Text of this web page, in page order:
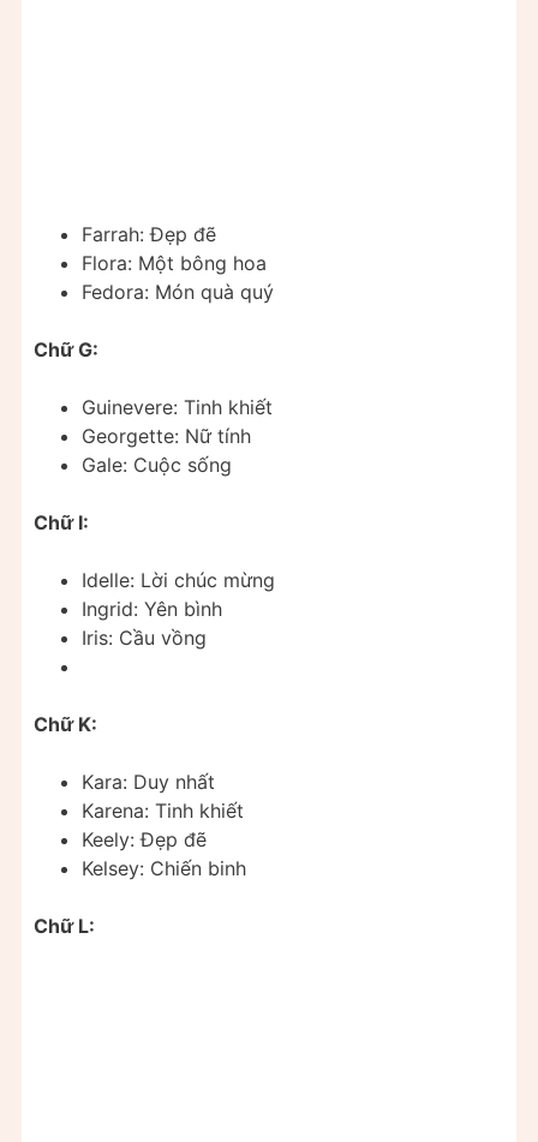
Farrah: Đẹp đẽ
Flora: Một bông hoa
Fedora: Món quà quý
Chữ G:
Guinevere: Tinh khiết
Georgette: Nữ tính
Gale: Cuộc sống
Chữ I:
Idelle: Lời chúc mừng
Ingrid: Yên bình
Iris: Cầu vồng
Chữ K:
Kara: Duy nhất
Karena: Tinh khiết
Keely: Đẹp đẽ
Kelsey: Chiến binh
Chữ L: